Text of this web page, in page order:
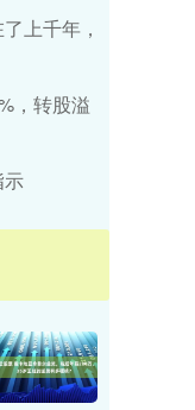
上千年，
，转股溢
示